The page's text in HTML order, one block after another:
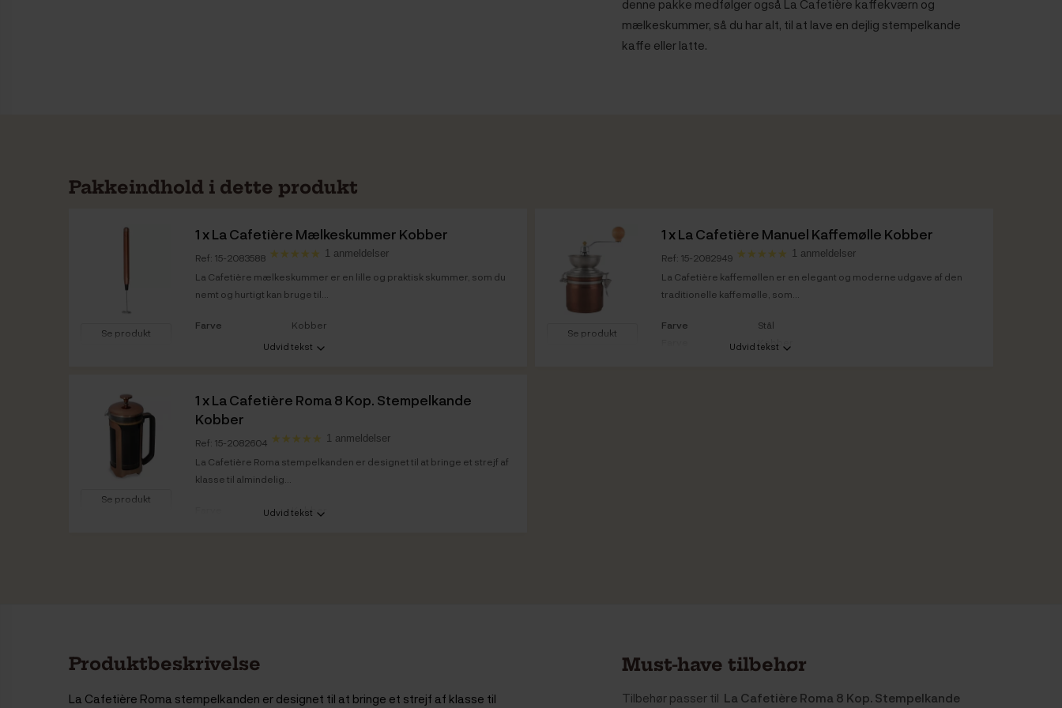
denne pakke medfølger også La Cafetière kaffekværn og
mælkeskummer, så du har alt, til at lave en dejlig stempelkande
kaffe eller latte.
Pakkeindhold i dette produkt
Se produkt
1 xLa Cafetière Mælkeskummer Kobber
Ref: 15-2083588 1 anmeldelser
La Cafetière mælkeskummer er en lille og praktisk skummer, som du
nemt og hurtigt kan bruge til...
Farve Kobber
Udvid tekst
Se produkt
1 xLa Cafetière Manuel Kaffemølle Kobber
Ref: 15-2082949 1 anmeldelser
La Cafetière kaffemøllen er en elegant og moderne udgave af den
traditionelle kaffemølle, som...
Farve
Stål
Kobber
Udvid tekst
Se produkt
1 xLa Cafetière Roma 8 Kop. Stempelkande
Kobber
Ref: 15-2082604 1 anmeldelser
La Cafetière Roma stempelkanden er designet til at bringe et strejf af
klasse til almindelig...
Kobber
Udvid tekst
Produktbeskrivelse
La Cafetière Roma stempelkanden er designet til at bringe et strejf af klasse til
Must-have tilbehør
Tilbehør passer til La Cafetière Roma 8 Kop. Stempelkande